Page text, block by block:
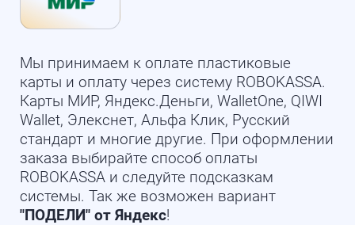
Мы принимаем к оплате пластиковые
карты и оплату через систему ROBOKASSA.
Карты МИР, Яндекс.Деньги, WalletOne, QIWI
Wallet, Элекснет, Альфа Клик, Русский
стандарт и многие другие. При оформлении
заказа выбирайте способ оплаты
ROBOKASSA и следуйте подсказкам
системы. Так же возможен вариант
"ПОДЕЛИ" от Яндекс!